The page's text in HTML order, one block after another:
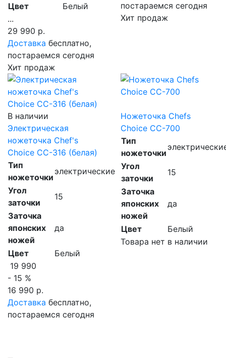
Цвет
Белый
...
29 990 р.
Доставка бесплатно,
постараемся сегодня
Хит продаж
постараемся сегодня
Хит продаж
В наличии
Электрическая
ножеточка Chef's
Choice CC-316 (белая)
Тип
ножеточки
электрические
Угол
заточки
15
Заточка
японских
ножей
да
Цвет
Белый
19 990
- 15 %
16 990 р.
Доставка бесплатно,
постараемся сегодня
Ножеточка Chefs
Choice CC-700
Тип
ножеточки
Угол
заточки
15
Заточка
японских
ножей
да
Цвет
Белый
Товара нет в наличии